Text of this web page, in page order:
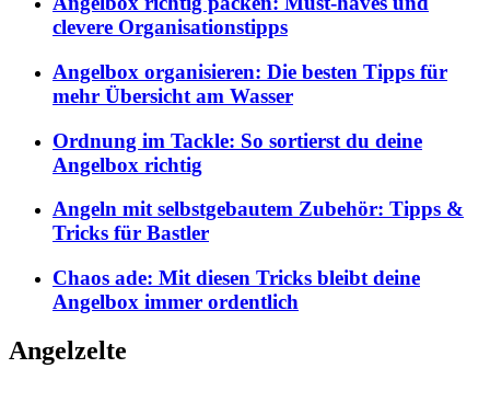
clevere Organisationstipps
Angelbox organisieren: Die besten Tipps für
mehr Übersicht am Wasser
Ordnung im Tackle: So sortierst du deine
Angelbox richtig
Angeln mit selbstgebautem Zubehör: Tipps &
Tricks für Bastler
Chaos ade: Mit diesen Tricks bleibt deine
Angelbox immer ordentlich
Angelzelte